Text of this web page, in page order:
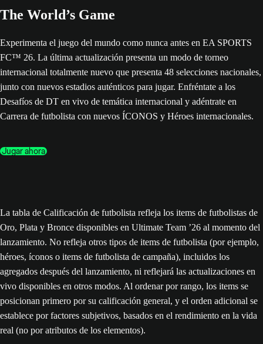
The World’s Game
Experimenta el juego del mundo como nunca antes en EA SPORTS
FC™ 26. La última actualización presenta un modo de torneo
internacional totalmente nuevo que presenta 48 selecciones nacionales,
junto con nuevos estadios auténticos para jugar. Enfréntate a los
Desafíos de DT en vivo de temática internacional y adéntrate en
Carrera de futbolista con nuevos ÍCONOS y Héroes internacionales.
Jugar ahora
La tabla de Calificación de futbolista refleja los items de futbolistas de
Oro, Plata y Bronce disponibles en Ultimate Team ’26 al momento del
lanzamiento. No refleja otros tipos de items de futbolista (por ejemplo,
héroes, íconos o items de futbolista de campaña), incluidos los
agregados después del lanzamiento, ni reflejará las actualizaciones en
vivo disponibles en otros modos. Al ordenar por rango, los items se
posicionan primero por su calificación general, y el orden adicional se
establece por factores subjetivos, basados en el rendimiento en la vida
real (no por atributos de los elementos).